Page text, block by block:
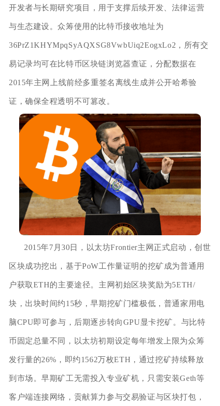
开发者与长期研究项目，用于支撑后续开发、法律运营
与生态建设。众筹使用的比特币接收地址为
36PrZ1KHYMpqSyAQXSG8VwbUiq2EogxLo2，所有交
易记录均可在比特币区块链浏览器查证，分配数据在
2015年主网上线前经多重签名离线生成并公开哈希验
证，确保全程透明不可篡改。
2015年7月30日，以太坊Frontier主网正式启动，创世
区块成功挖出，基于PoW工作量证明的挖矿成为普通用
户获取ETH的主要途径。主网初始区块奖励为5ETH/
块，出块时间约15秒，早期挖矿门槛极低，普通家用电
脑CPU即可参与，后期逐步转向GPU显卡挖矿。与比特
币固定总量不同，以太坊初期设定每年增发上限为众筹
发行量的26%，即约1562万枚ETH，通过挖矿持续释放
到市场。早期矿工无需投入专业矿机，只需安装Geth等
客户端连接网络，贡献算力参与交易验证与区块打包，